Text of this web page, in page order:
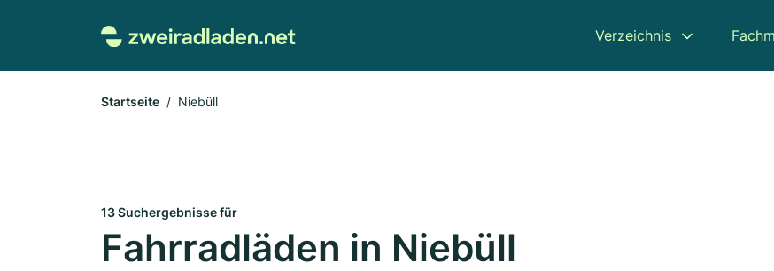
Verzeichnis
Startseite Niebüll
13 Suchergebnisse für
Fahrradläden in Niebüll